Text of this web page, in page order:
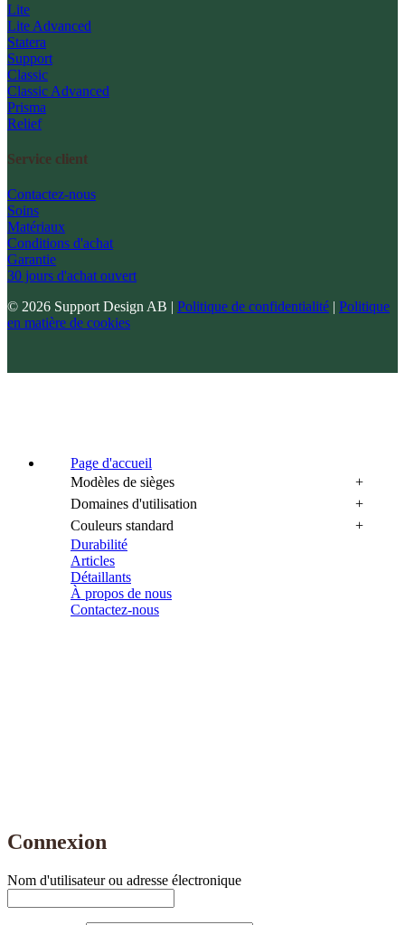
Lite
Lite Advanced
Statera
Support
Classic
Classic Advanced
Prisma
Relief
Service client
Contactez-nous
Soins
Matériaux
Conditions d'achat
Garantie
30 jours d'achat ouvert
© 2026 Support Design AB | Politique de confidentialité | Politique
en matière de cookies
Page d'accueil
Modèles de sièges
Domaines d'utilisation
Couleurs standard
Durabilité
Articles
Détaillants
À propos de nous
Contactez-nous
Connexion
Nom d'utilisateur ou adresse électronique*Nécessaire